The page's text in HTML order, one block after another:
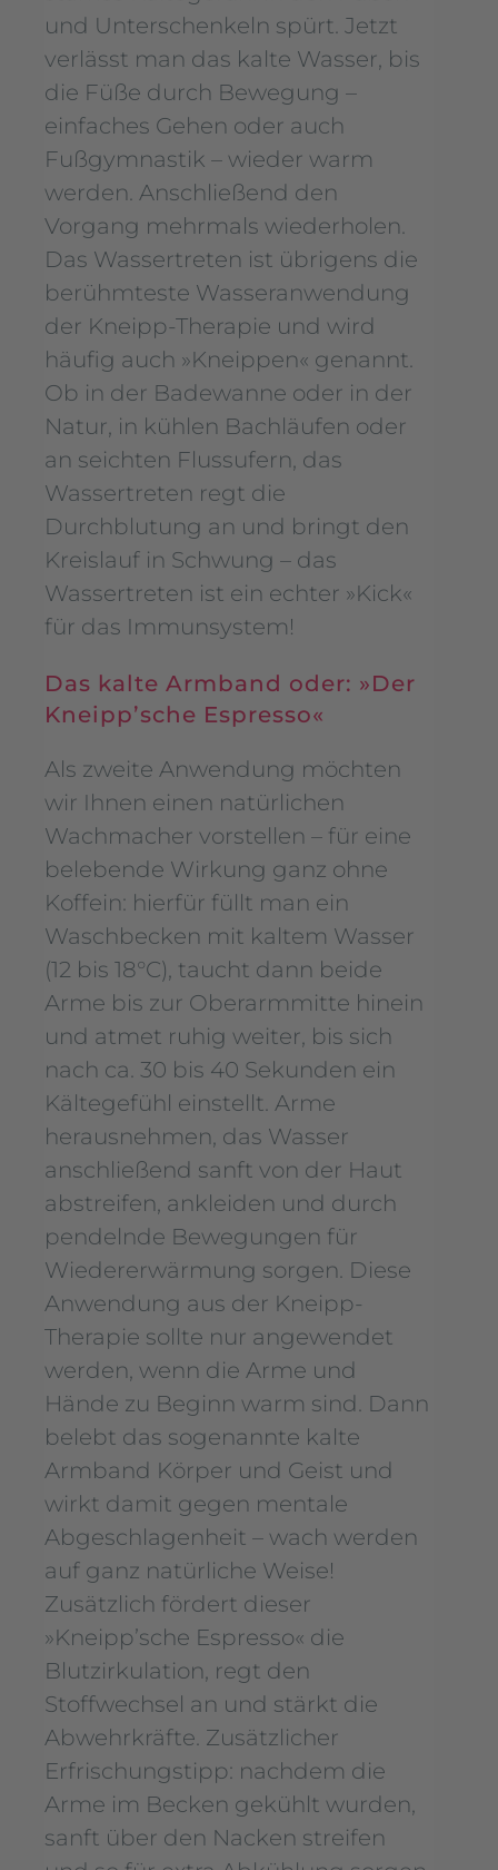
und Unterschenkeln spürt. Jetzt
verlässt man das kalte Wasser, bis
die Füße durch Bewegung –
einfaches Gehen oder auch
Fußgymnastik – wieder warm
werden. Anschließend den
Vorgang mehrmals wiederholen.
Das Wassertreten ist übrigens die
berühmteste Wasseranwendung
der Kneipp-Therapie und wird
häufig auch »Kneippen« genannt.
Ob in der Badewanne oder in der
Natur, in kühlen Bachläufen oder
an seichten Flussufern, das
Wassertreten regt die
Durchblutung an und bringt den
Kreislauf in Schwung – das
Wassertreten ist ein echter »Kick«
für das Immunsystem!
Das kalte Armband oder: »Der
Kneipp’sche Espresso«
Als zweite Anwendung möchten
wir Ihnen einen natürlichen
Wachmacher vorstellen – für eine
belebende Wirkung ganz ohne
Koffein: hierfür füllt man ein
Waschbecken mit kaltem Wasser
(12 bis 18°C), taucht dann beide
Arme bis zur Oberarmmitte hinein
und atmet ruhig weiter, bis sich
nach ca. 30 bis 40 Sekunden ein
Kältegefühl einstellt. Arme
herausnehmen, das Wasser
anschließend sanft von der Haut
abstreifen, ankleiden und durch
pendelnde Bewegungen für
Wiedererwärmung sorgen. Diese
Anwendung aus der Kneipp-
Therapie sollte nur angewendet
werden, wenn die Arme und
Hände zu Beginn warm sind. Dann
belebt das sogenannte kalte
Armband Körper und Geist und
wirkt damit gegen mentale
Abgeschlagenheit – wach werden
auf ganz natürliche Weise!
Zusätzlich fördert dieser
»Kneipp’sche Espresso« die
Blutzirkulation, regt den
Stoffwechsel an und stärkt die
Abwehrkräfte. Zusätzlicher
Erfrischungstipp: nachdem die
Arme im Becken gekühlt wurden,
sanft über den Nacken streifen